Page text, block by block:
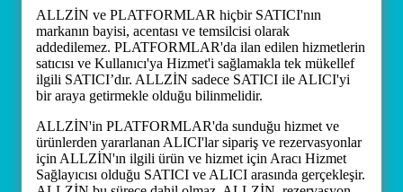
ALLZİN ve PLATFORMLAR hiçbir SATICI'nın
markanın bayisi, acentası ve temsilcisi olarak
addedilemez. PLATFORMLAR'da ilan edilen hizmetlerin
satıcısı ve Kullanıcı'ya Hizmet'i sağlamakla tek mükellef
ilgili SATICI’dır. ALLZİN sadece SATICI ile ALICI'yi
bir araya getirmekle olduğu bilinmelidir.
ALLZİN'in PLATFORMLAR'da sunduğu hizmet ve
ürünlerden yararlanan ALICI'lar sipariş ve rezervasyonlar
için ALLZİN'ın ilgili ürün ve hizmet için Aracı Hizmet
Sağlayıcısı olduğu SATICI ve ALICI arasında gerçekleşir.